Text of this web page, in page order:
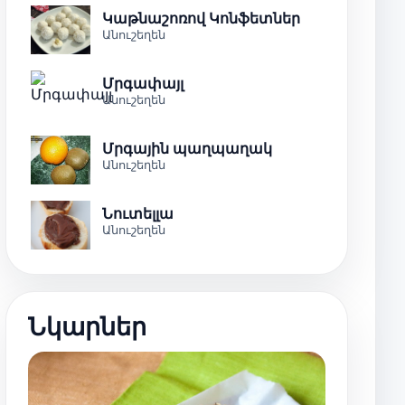
Կաթնաշոռով Կոնֆետներ
Անուշեղեն
Մրգափայլ
Անուշեղեն
Մրգային պաղպաղակ
Անուշեղեն
Նուտելլա
Անուշեղեն
Նկարներ